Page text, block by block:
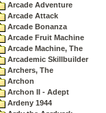
Arcade Adventure
Arcade Attack
Arcade Bonanza
Arcade Fruit Machine
Arcade Machine, The
Arcademic Skillbuilder
Archers, The
Archon
Archon II - Adept
Ardeny 1944